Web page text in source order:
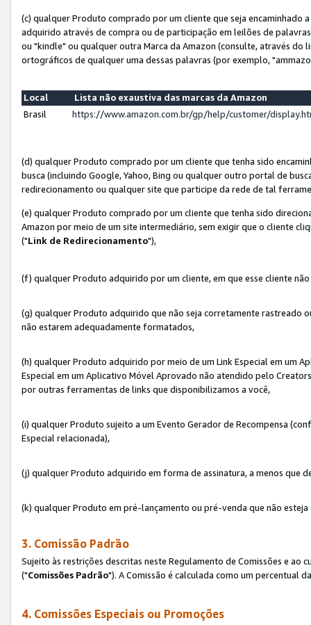
(c) qualquer Produto comprado por um cliente que seja encaminhado
adquirido através de compra ou de participação em leilões de
ou "kindle" ou qualquer outra Marca da Amazon (consulte, através do
ortográficos de qualquer uma dessas palavras (por exemplo,
Local
Lista não exaustiva das marcas da Amazon
Brasil
https://www.amazon.com.br/gp/help/customer/
(d) qualquer Produto comprado por um cliente que tenha sido
busca (incluindo Google, Yahoo, Bing ou qualquer outro portal de
redirecionamento ou qualquer site que participe da rede de tal
(e) qualquer Produto comprado por um cliente que tenha sido
Amazon por meio de um site intermediário, sem exigir que o cliente
("Link de Redirecionamento"),
(f) qualquer Produto adquirido por um cliente, em que esse cliente
(g) qualquer Produto adquirido que não seja corretamente rastreado
não estarem adequadamente formatados,
(h) qualquer Produto adquirido por meio de um Link Especial em um
Especial em um Aplicativo Móvel Aprovado não atendido pelo
por outras ferramentas de links que disponibilizamos a você,
(i) qualquer Produto sujeito a um Evento Gerador de Recompensa
Especial relacionada),
(j) qualquer Produto adquirido em forma de assinatura, a menos que
(k) qualquer Produto em pré-lançamento ou pré-venda que não
3. Comissão Padrão
Sujeito às restrições descritas neste Regulamento de Comissões e ao
("Comissões Padrão"). A Comissão é calculada como um percentual
4. Comissões Especiais ou Promoções